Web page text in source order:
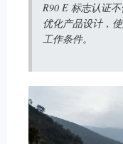
R90 E 标志认证
优化产品设计，
工作条件。